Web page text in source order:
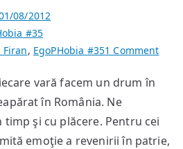
08/2012
#35
Firan, EgoPHobia #351 Commenton
vară facem un drum în
în România. Ne
şi cu plăcere. Pentru cei
emoţie a revenirii în patrie,